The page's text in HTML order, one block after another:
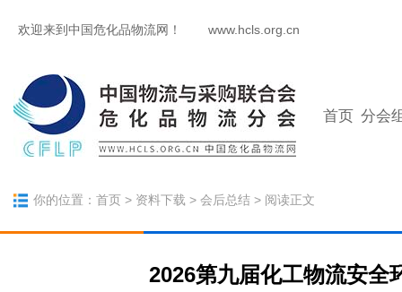
欢迎来到中国危化品物流网！ www.hcls.org.cn
首页 分会
你的位置： 首页 > 资料下载 > 会后总结 > 阅读正文
2026第九届化工物流安全